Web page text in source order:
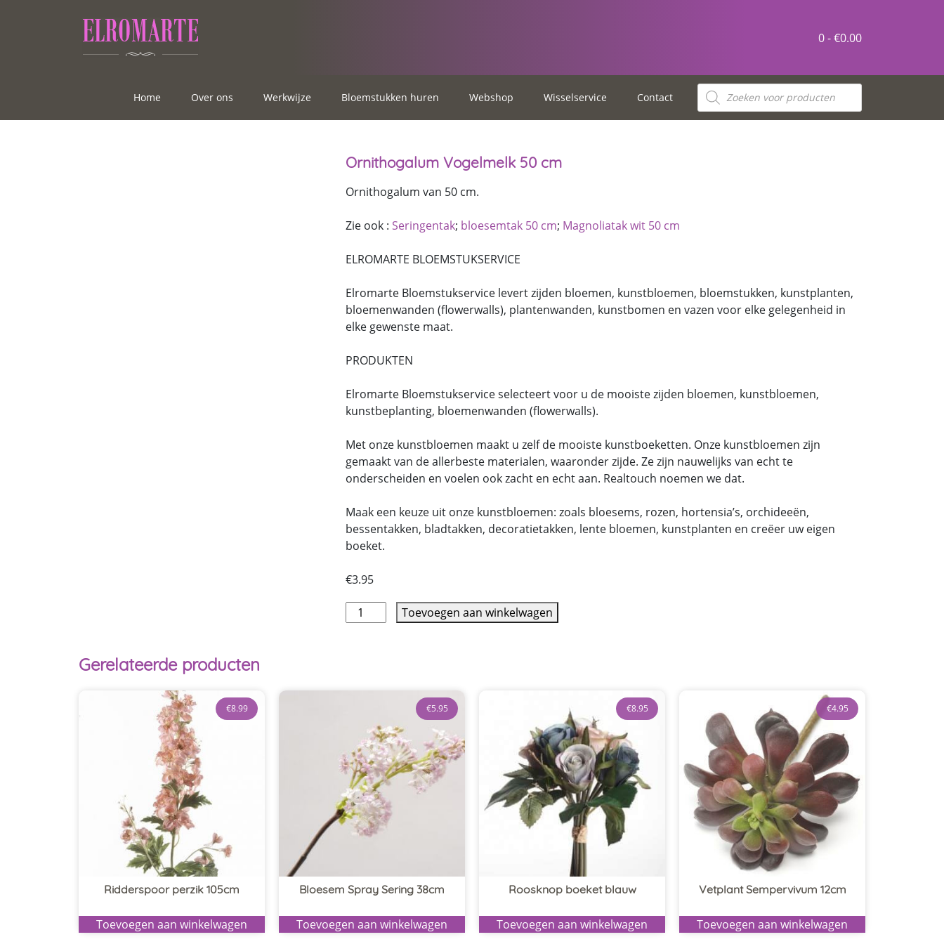
0 -€0.00
Home Over ons Werkwijze Bloemstukken huren Webshop Wisselservice Contact
Ornithogalum Vogelmelk 50 cm
Ornithogalum van 50 cm.
Zie ook : Seringentak; bloesemtak 50 cm; Magnoliatak wit 50 cm
ELROMARTE BLOEMSTUKSERVICE
Elromarte Bloemstukservice levert zijden bloemen, kunstbloemen, bloemstukken, kunstplanten,
bloemenwanden (flowerwalls), plantenwanden, kunstbomen en vazen voor elke gelegenheid in
elke gewenste maat.
PRODUKTEN
Elromarte Bloemstukservice selecteert voor u de mooiste zijden bloemen, kunstbloemen,
kunstbeplanting, bloemenwanden (flowerwalls).
Met onze kunstbloemen maakt u zelf de mooiste kunstboeketten. Onze kunstbloemen zijn
gemaakt van de allerbeste materialen, waaronder zijde. Ze zijn nauwelijks van echt te
onderscheiden en voelen ook zacht en echt aan. Realtouch noemen we dat.
Maak een keuze uit onze kunstbloemen: zoals bloesems, rozen, hortensia’s, orchideeën,
bessentakken, bladtakken, decoratietakken, lente bloemen, kunstplanten en creëer uw eigen
boeket.
€3.95
Toevoegen aan winkelwagen
Gerelateerde producten
Ridderspoor perzik 105cm
€8.99
Toevoegen aan winkelwagen
Bloesem Spray Sering 38cm
€5.95
Toevoegen aan winkelwagen
Roosknop boeket blauw
€8.95
Toevoegen aan winkelwagen
Vetplant Sempervivum 12cm
€4.95
Toevoegen aan winkelwagen